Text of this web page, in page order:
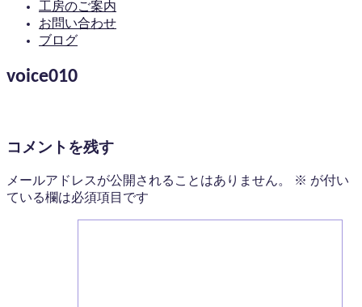
工房のご案内
お問い合わせ
ブログ
voice010
コメントを残す
メールアドレスが公開されることはありません。 ※ が付い
ている欄は必須項目です